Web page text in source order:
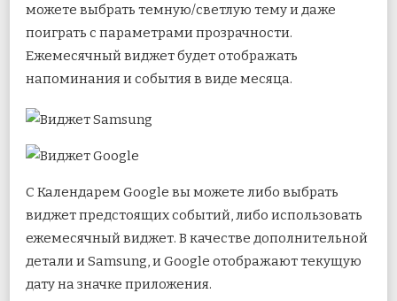
можете выбрать темную/светлую тему и даже
поиграть с параметрами прозрачности.
Ежемесячный виджет будет отображать
напоминания и события в виде месяца.
С Календарем Google вы можете либо выбрать
виджет предстоящих событий, либо использовать
ежемесячный виджет. В качестве дополнительной
детали и Samsung, и Google отображают текущую
дату на значке приложения.